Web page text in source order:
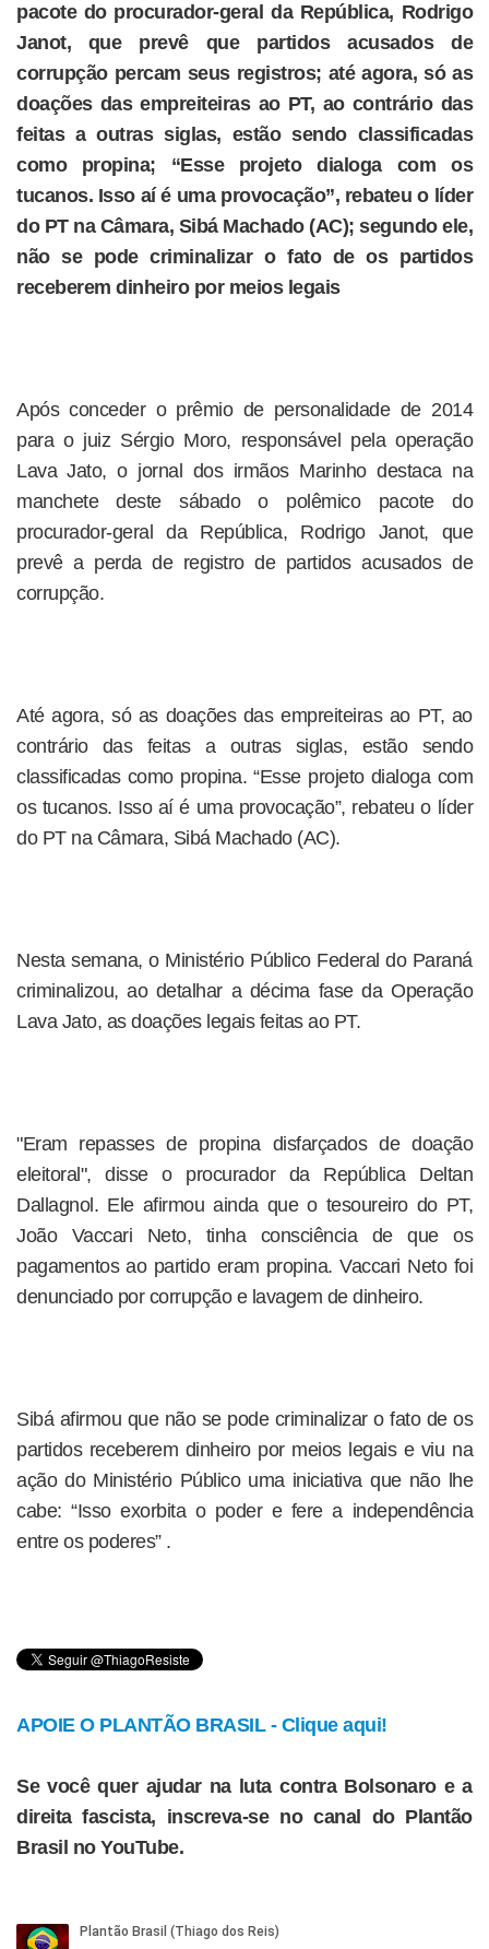
pacote do procurador-geral da República, Rodrigo
Janot, que prevê que partidos acusados de
corrupção percam seus registros; até agora, só as
doações das empreiteiras ao PT, ao contrário das
feitas a outras siglas, estão sendo classificadas
como propina; “Esse projeto dialoga com os
tucanos. Isso aí é uma provocação”, rebateu o líder
do PT na Câmara, Sibá Machado (AC); segundo ele,
não se pode criminalizar o fato de os partidos
receberem dinheiro por meios legais
Após conceder o prêmio de personalidade de 2014
para o juiz Sérgio Moro, responsável pela operação
Lava Jato, o jornal dos irmãos Marinho destaca na
manchete deste sábado o polêmico pacote do
procurador-geral da República, Rodrigo Janot, que
prevê a perda de registro de partidos acusados de
corrupção.
Até agora, só as doações das empreiteiras ao PT, ao
contrário das feitas a outras siglas, estão sendo
classificadas como propina. “Esse projeto dialoga com
os tucanos. Isso aí é uma provocação”, rebateu o líder
do PT na Câmara, Sibá Machado (AC).
Nesta semana, o Ministério Público Federal do Paraná
criminalizou, ao detalhar a décima fase da Operação
Lava Jato, as doações legais feitas ao PT.
"Eram repasses de propina disfarçados de doação
eleitoral", disse o procurador da República Deltan
Dallagnol. Ele afirmou ainda que o tesoureiro do PT,
João Vaccari Neto, tinha consciência de que os
pagamentos ao partido eram propina. Vaccari Neto foi
denunciado por corrupção e lavagem de dinheiro.
Sibá afirmou que não se pode criminalizar o fato de os
partidos receberem dinheiro por meios legais e viu na
ação do Ministério Público uma iniciativa que não lhe
cabe: “Isso exorbita o poder e fere a independência
entre os poderes” .
APOIE O PLANTÃO BRASIL - Clique aqui!
Se você quer ajudar na luta contra Bolsonaro e a
direita fascista, inscreva-se no canal do Plantão
Brasil no YouTube.